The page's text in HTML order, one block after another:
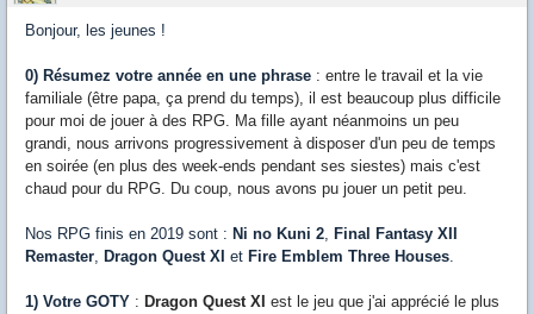
Bonjour, les jeunes !
0) Résumez votre année en une phrase : entre le travail et la vie
familiale (être papa, ça prend du temps), il est beaucoup plus difficile
pour moi de jouer à des RPG. Ma fille ayant néanmoins un peu
grandi, nous arrivons progressivement à disposer d'un peu de temps
en soirée (en plus des week-ends pendant ses siestes) mais c'est
chaud pour du RPG. Du coup, nous avons pu jouer un petit peu.
Nos RPG finis en 2019 sont : Ni no Kuni 2, Final Fantasy XII
Remaster, Dragon Quest XI et Fire Emblem Three Houses.
1) Votre GOTY : Dragon Quest XI est le jeu que j'ai apprécié le plus